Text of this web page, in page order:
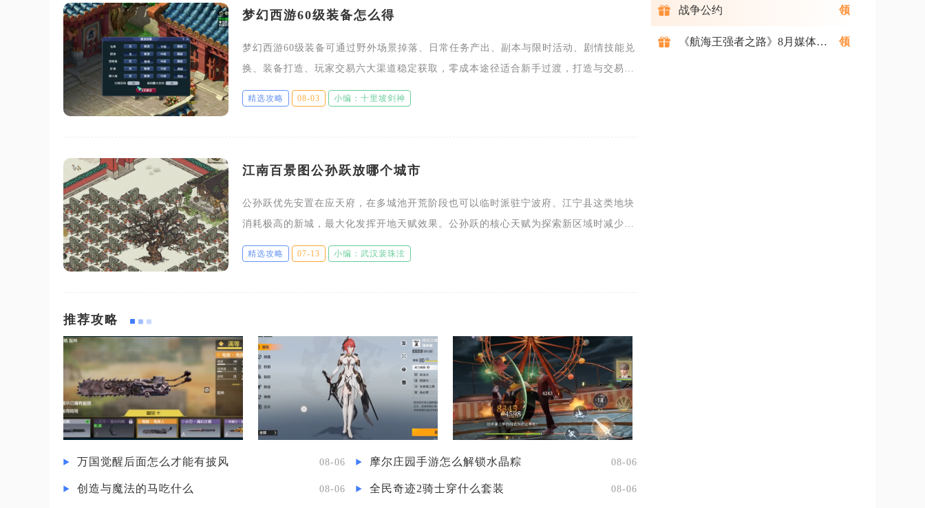
梦幻西游60级装备怎么得
梦幻西游60级装备可通过野外场景掉落、日常任务产出、副本与限时活动、剧情技能兑
换、装备打造、玩家交易六大渠道稳定获取，零成本途径适合新手过渡，打造与交易则
能拿到带特技、高属性的极品装备，不同渠道产出的装备品质、获取效率差异明显，可
根据自身需
精选攻略 08-03 小编：十里坡剑神
江南百景图公孙跃放哪个城市
公孙跃优先安置在应天府，在多城池开荒阶段也可以临时派驻宁波府、江宁县这类地块
消耗极高的新城，最大化发挥开地天赋效果。公孙跃的核心天赋为探索新区域时减少铜
钱本金，同时降低开地所需工人数量，搭配专属珍宝常胜月杖后，还能直接缩短地块解
锁进度，这一
精选攻略 07-13 小编：武汉裴珠泫
推荐攻略
万国觉醒后面怎么才能有披风 08-06 摩尔庄园手游怎么解锁水晶粽 08-06
创造与魔法的马吃什么 08-06 全民奇迹2骑士穿什么套装 08-06
战争公约
《航海王强者之路》8月媒体礼包